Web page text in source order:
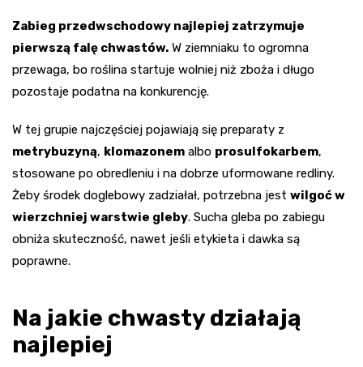
Zabieg przedwschodowy najlepiej zatrzymuje
pierwszą falę chwastów. W ziemniaku to ogromna
przewaga, bo roślina startuje wolniej niż zboża i długo
pozostaje podatna na konkurencję.
W tej grupie najczęściej pojawiają się preparaty z
metrybuzyną, klomazonem albo prosulfokarbem,
stosowane po obredleniu i na dobrze uformowane redliny.
Żeby środek doglebowy zadziałał, potrzebna jest wilgoć w
wierzchniej warstwie gleby. Sucha gleba po zabiegu
obniża skuteczność, nawet jeśli etykieta i dawka są
poprawne.
Na jakie chwasty działają
najlepiej